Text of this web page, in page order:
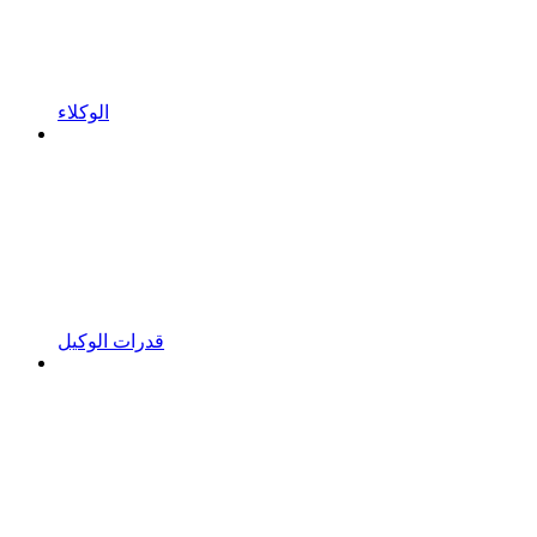
الوكلاء
قدرات الوكيل